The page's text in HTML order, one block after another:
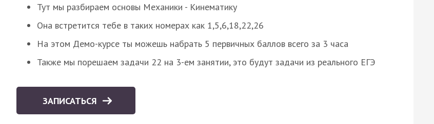
Тут мы разбираем основы Механики - Кинематику
Она встретится тебе в таких номерах как 1,5,6,18,22,26
На этом Демо-курсе ты можешь набрать 5 первичных баллов всего за 3 часа
Также мы порешаем задачи 22 на 3-ем занятии, это будут задачи из реального ЕГЭ
ЗАПИСАТЬСЯ